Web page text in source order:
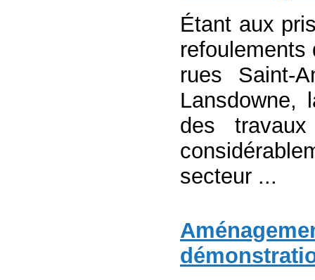
Étant aux
refoulements
rues Saint-
Lansdowne,
des
secteur ...